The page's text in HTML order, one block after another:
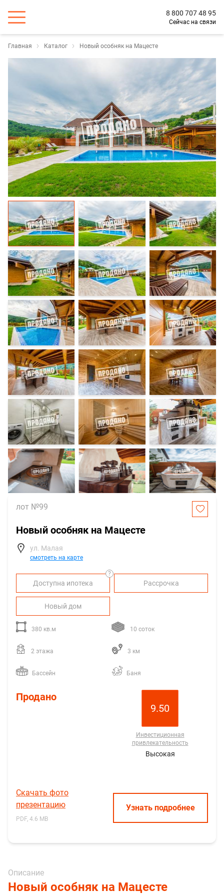
8 800 707 48 95
Сейчас на связи
Главная Каталог Новый особняк на Мацесте
лот №99
Новый особняк на Мацесте
ул. Малая
смотреть на карте
?
Доступна ипотека Рассрочка
Новый дом
380 кв.м 10 соток
2 этажа 3 км
Бассейн Баня
Продано
9.50
Инвестиционная
привлекательность
Высокая
Скачать фото
презентацию
PDF, 4.6 MB
Узнать подробнее
Описание
Новый особняк на Мацесте